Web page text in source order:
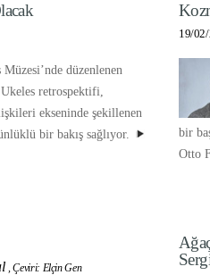
düzenlenen
retrospektifi,
ekseninde şekillenen
bir bakış sağlıyor.
19/
bir
Otto
,Çeviri: Elçin Gen